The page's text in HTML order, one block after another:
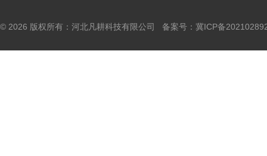
© 2026 版权所有：河北凡耕科技有限公司 备案号： 冀ICP备